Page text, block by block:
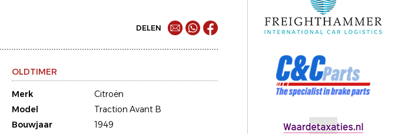
DELEN
OLDTIMER
Merk
Citroën
Model
Traction Avant B
Bouwjaar
1949